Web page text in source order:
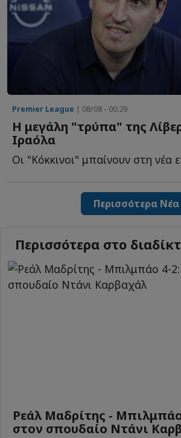
Premier League | 08/08 - 00:29
Η μεγάλη "τρύπα" της
Ιραόλα
Περισσότερα Νέα
Περισσότερα στο
Ρεάλ Μαδρίτης -
στον σπουδαίο Ντάνι